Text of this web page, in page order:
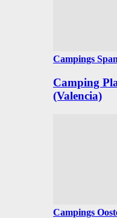
Campings
Camping
(Valencia)
Campings